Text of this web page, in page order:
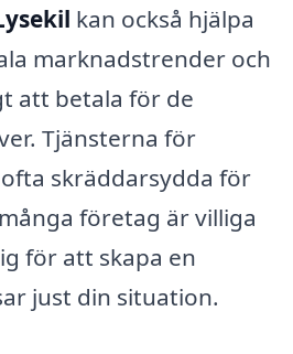
kan också hjälpa
marknadstrender och
att betala för de
Tjänsterna för
skräddarsydda för
företag är villiga
för att skapa en
just din situation.